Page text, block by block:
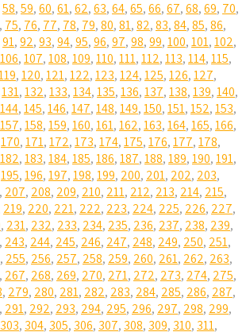
58,59,60,61,62,63,64,65,66,67,68,69, 70,
, 75, 76, 77, 78, 79,80,81,82,83,84,85,86,
91,92,93,94,95,96,97,98,99,100,101,102,
106,107,108,109,110,111,112,113,114,115,
,120,121,122,123,124,125,126,127,
131,132,133,134,135,136,137,138,139,140,
144,145,146,147,148,149,150,151,152,153,
157,158,159,160,161,162,163,164,165,166,
170,171,172,173,174,175,176,177,178,
182,183,184,185,186,187,188,189,190,191,
195,196,197,198,199, 200, 201, 202, 203,
, 207, 208, 209, 210, 211, 212, 213, 214, 215,
219, 220, 221, 222, 223, 224, 225, 226, 227,
, 231, 232, 233, 234, 235, 236, 237, 238, 239,
, 243, 244, 245, 246, 247, 248, 249, 250, 251,
, 255, 256, 257, 258, 259, 260, 261, 262, 263,
, 267, 268, 269, 270, 271, 272, 273, 274, 275,
, 279, 280, 281, 282, 283, 284, 285, 286, 287,
, 291, 292, 293, 294, 295, 296, 297, 298, 299,
303, 304, 305, 306, 307, 308, 309, 310, 311,